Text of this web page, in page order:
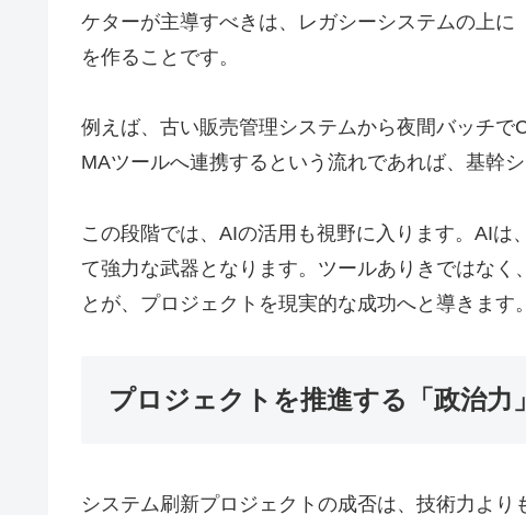
ケターが主導すべきは、レガシーシステムの上
を作ることです。
例えば、古い販売管理システムから夜間バッチ
MAツールへ連携するという流れであれば、基幹
この段階では、AIの活用も視野に入ります。AI
て強力な武器となります。ツールありきではな
とが、プロジェクトを現実的な成功へと導きます。
プロジェクトを推進する「政治力
システム刷新プロジェクトの成否は、技術力よ